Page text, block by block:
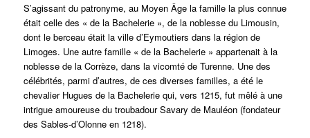
S’agissant du patronyme, au Moyen Âge la famille la plus connue
était celle des « de la Bachelerie », de la noblesse du Limousin,
dont le berceau était la ville d’Eymoutiers dans la région de
Limoges. Une autre famille « de la Bachelerie » appartenait à la
noblesse de la Corrèze, dans la vicomté de Turenne. Une des
célébrités, parmi d’autres, de ces diverses familles, a été le
chevalier Hugues de la Bachelerie qui, vers 1215, fut mêlé à une
intrigue amoureuse du troubadour Savary de Mauléon (fondateur
des Sables-d’Olonne en 1218).